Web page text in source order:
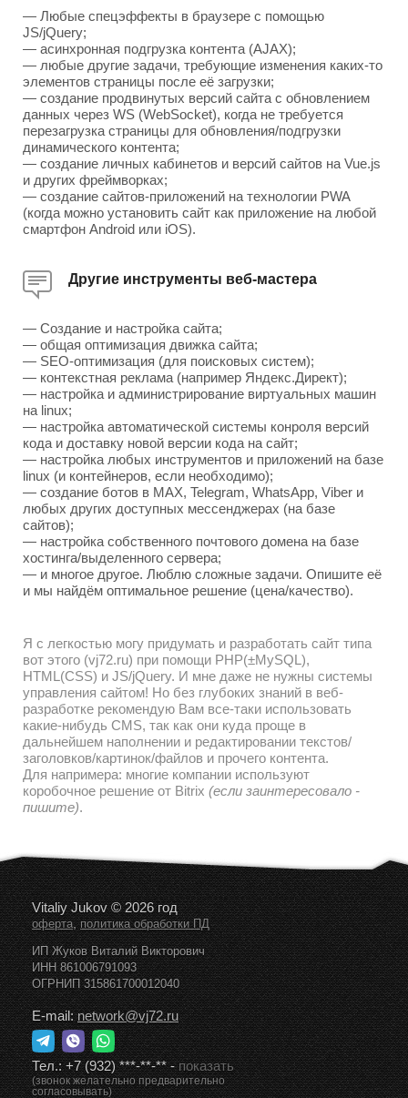
— Любые спецэффекты в браузере с помощью
JS/jQuery;
— асинхронная подгрузка контента (AJAX);
— любые другие задачи, требующие изменения каких-то
элементов страницы после её загрузки;
— создание продвинутых версий сайта с обновлением
данных через WS (WebSocket), когда не требуется
перезагрузка страницы для обновления/подгрузки
динамического контента;
— создание личных кабинетов и версий сайтов на Vue.js
и других фреймворках;
— создание сайтов-приложений на технологии PWA
(когда можно установить сайт как приложение на любой
смартфон Android или iOS).
Другие инструменты веб-мастера
— Создание и настройка сайта;
— общая оптимизация движка сайта;
— SEO-оптимизация (для поисковых систем);
— контекстная реклама (например Яндекс.Директ);
— настройка и администрирование виртуальных машин
на linux;
— настройка автоматической системы конроля версий
кода и доставку новой версии кода на сайт;
— настройка любых инструментов и приложений на базе
linux (и контейнеров, если необходимо);
— создание ботов в MAX, Telegram, WhatsApp, Viber и
любых других доступных мессенджерах (на базе
сайтов);
— настройка собственного почтового домена на базе
хостинга/выделенного сервера;
— и многое другое. Люблю сложные задачи. Опишите её
и мы найдём оптимальное решение (цена/качество).
Я с легкостью могу придумать и разработать сайт типа
вот этого (vj72.ru) при помощи PHP(±MySQL),
HTML(CSS) и JS/jQuery. И мне даже не нужны системы
управления сайтом! Но без глубоких знаний в веб-
разработке рекомендую Вам все-таки использовать
какие-нибудь CMS, так как они куда проще в
дальнейшем наполнении и редактировании текстов/
заголовков/картинок/файлов и прочего контента.
Для напримера: многие компании используют
коробочное решение от Bitrix (если заинтересовало -
пишите).
Vitaliy Jukov © 2026 год
оферта,политика обработки ПД
ИП Жуков Виталий Викторович
ИНН 861006791093
ОГРНИП 315861700012040
E-mail:network@vj72.ru
Тел.:+7 (932) ***-**-**-показать
(звонок желательно предварительно
согласовывать)